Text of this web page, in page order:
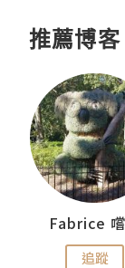
推薦博客
Fabrice
追蹤